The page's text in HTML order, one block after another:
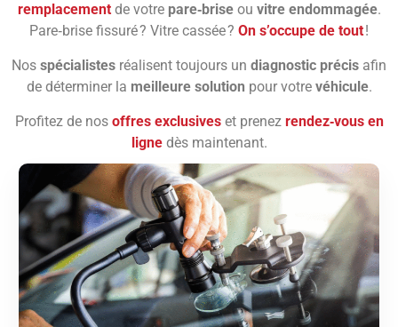
remplacementde votre pare‑briseou vitre endommagée.
Pare‑brise fissuré ? Vitre cassée ? On s’occupe de tout!
Nos spécialistes réalisent toujours un diagnostic précis afin
de déterminer la meilleure solution pour votre véhicule.
Profitez de nos offres exclusiveset prenez rendez‑vous en
lignedès maintenant.